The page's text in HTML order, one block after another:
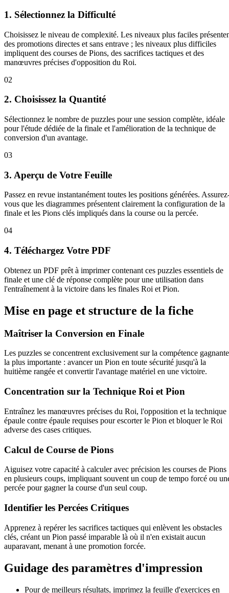
1. Sélectionnez la Difficulté
Choisissez le niveau de complexité. Les niveaux plus faciles
des promotions directes et sans entrave ; les niveaux plus difficiles
impliquent des courses de Pions, des sacrifices tactiques et des
manœuvres précises d'opposition du Roi.
02
2. Choisissez la Quantité
Sélectionnez le nombre de puzzles pour une session complète, idéale
pour l'étude dédiée de la finale et l'amélioration de la technique de
conversion d'un avantage.
03
3. Aperçu de Votre Feuille
Passez en revue instantanément toutes les positions générées.
vous que les diagrammes présentent clairement la configuration de la
finale et les Pions clés impliqués dans la course ou la percée.
04
4. Téléchargez Votre PDF
Obtenez un PDF prêt à imprimer contenant ces puzzles essentiels de
finale et une clé de réponse complète pour une utilisation dans
l'entraînement à la victoire dans les finales Roi et Pion.
Mise en page et structure de la fiche
Maîtriser la Conversion en Finale
Les puzzles se concentrent exclusivement sur la compétence gagnante
la plus importante : avancer un Pion en toute sécurité jusqu'à la
huitième rangée et convertir l'avantage matériel en une victoire.
Concentration sur la Technique Roi et Pion
Entraînez les manœuvres précises du Roi, l'opposition et la technique
épaule contre épaule requises pour escorter le Pion et bloquer le Roi
adverse des cases critiques.
Calcul de Course de Pions
Aiguisez votre capacité à calculer avec précision les courses de Pions
en plusieurs coups, impliquant souvent un coup de tempo forcé ou
percée pour gagner la course d'un seul coup.
Identifier les Percées Critiques
Apprenez à repérer les sacrifices tactiques qui enlèvent les obstacles
clés, créant un Pion passé imparable là où il n'en existait aucun
auparavant, menant à une promotion forcée.
Guidage des paramètres d'impression
Pour de meilleurs résultats, imprimez la feuille d'exercices en